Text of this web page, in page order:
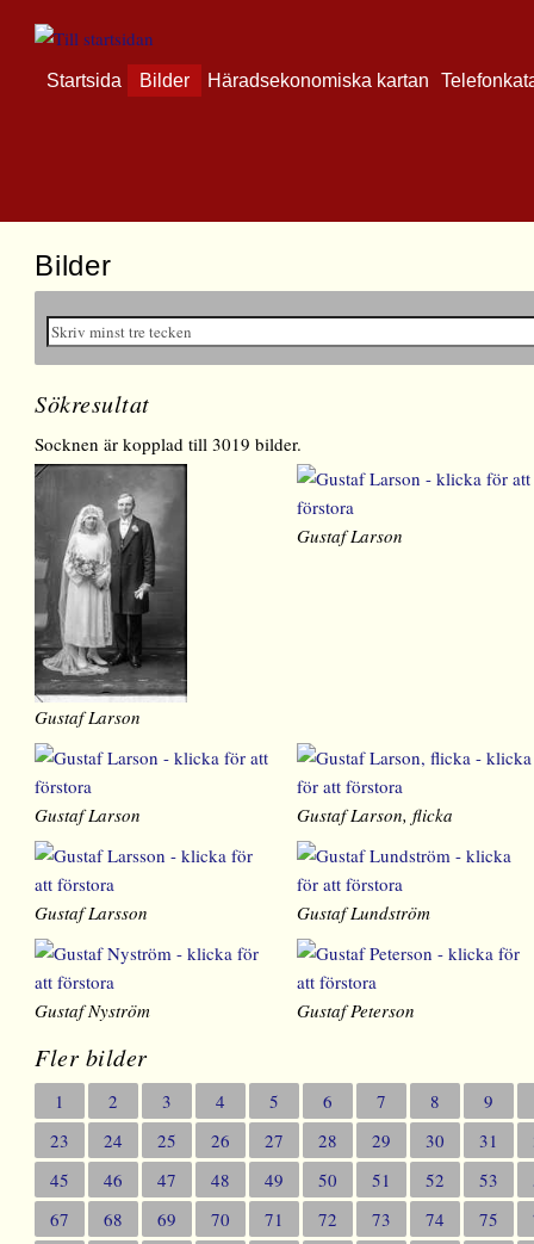
Startsida Bilder Häradsekonomiska kartan
Bilder
Sökresultat
Socknen är kopplad till 3019 bilder.
Gustaf Larson
Gustaf Larson
Gustaf Larson Gustaf Larson, flicka
Gustaf Larsson Gustaf Lundström
Gustaf Nyström Gustaf Peterson
Fler bilder
1 2 3 4 5 6 7 8 9
23
24 25 26 27 28 29 30 31
45
46 47 48 49 50 51 52 53
67
68 69 70 71 72 73 74 75